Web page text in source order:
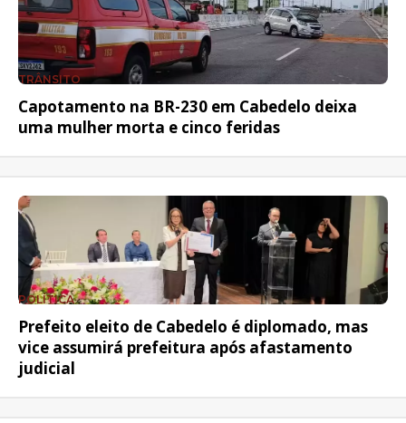
TRÂNSITO
Capotamento na BR-230 em Cabedelo deixa
uma mulher morta e cinco feridas
POLÍTICA
Prefeito eleito de Cabedelo é diplomado, mas
vice assumirá prefeitura após afastamento
judicial